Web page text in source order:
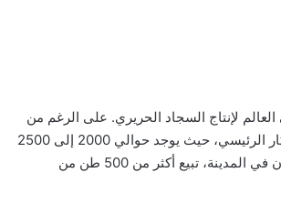
لإنتاج السجاد الحريري. على الرغم من
أن السوهان هو التذكار الرئيسي، حيث يوجد حوالي 2000 إلى 2500
متجر ومصنع للسوهان في المدينة، تبيع أكثر من 500 طن من